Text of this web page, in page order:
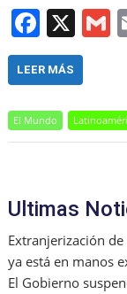
F
a
c
e
b
k
X
l
LEER MÁS
El Mundo
Ultimas
Extranjerización
ya está en manos
El Gobierno